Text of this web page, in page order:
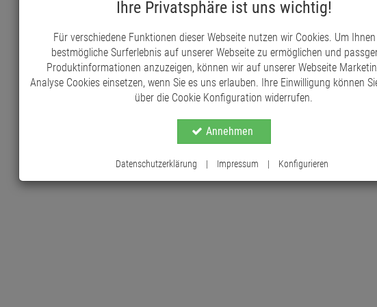
zu einem Unikat.
Ideal für Schule, Freizeit und Sport
Der coocazoo MATE ist nicht nur für die
Mit seinen tollen Designs und
geht es nach der Schule direkt weiter zum
tollen, auch frechen und ansprechenden
Der coocazoo MATE bietet mit seinen
benötigt wird. Auch durch sein Gewicht von
Ihre Privatsphäre ist uns wichtig!
Für verschiedene Funktionen dieser Webseite nutzen wir Cookies. Um
bestmögliche Surferlebnis auf unserer Webseite zu ermöglichen und
Produktinformationen anzuzeigen, können wir auf unserer Webseite
Analyse Cookies einsetzen, wenn Sie es uns erlauben. Ihre Einwilligung können
über die Cookie Konfiguration widerrufen.
Annehmen
Datenschutzerklärung | Impressum | Konfigurieren